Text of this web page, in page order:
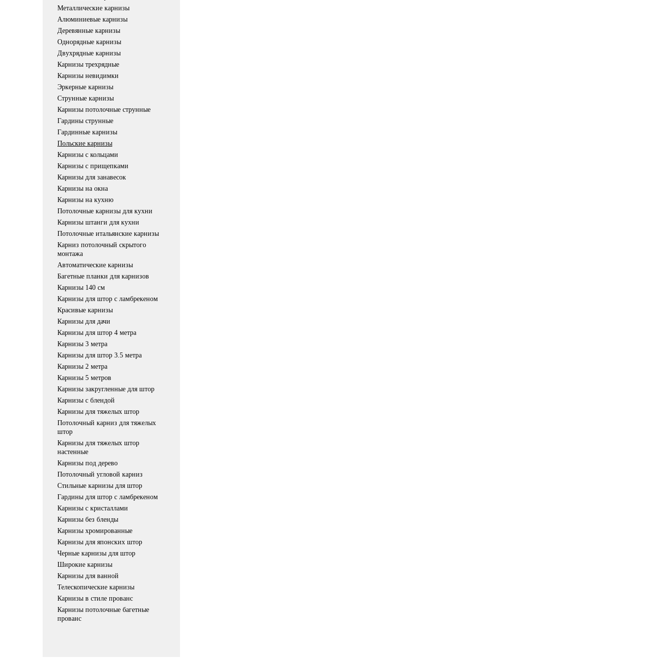
Металлические карнизы
Алюминиевые карнизы
Деревянные карнизы
Однорядные карнизы
Двухрядные карнизы
Карнизы трехрядные
Карнизы невидимки
Эркерные карнизы
Струнные карнизы
Карнизы потолочные струнные
Гардины струнные
Гардинные карнизы
Польские карнизы
Карнизы с кольцами
Карнизы с прищепками
Карнизы для занавесок
Карнизы на окна
Карнизы на кухню
Потолочные карнизы для кухни
Карнизы штанги для кухни
Потолочные итальянские карнизы
Карниз потолочный скрытого
монтажа
Автоматические карнизы
Багетные планки для карнизов
Карнизы 140 см
Карнизы для штор с ламбрекеном
Красивые карнизы
Карнизы для дачи
Карнизы для штор 4 метра
Карнизы 3 метра
Карнизы для штор 3.5 метра
Карнизы 2 метра
Карнизы 5 метров
Карнизы закругленные для штор
Карнизы с блендой
Карнизы для тяжелых штор
Потолочный карниз для тяжелых
штор
Карнизы для тяжелых штор
настенные
Карнизы под дерево
Потолочный угловой карниз
Стильные карнизы для штор
Гардины для штор с ламбрекеном
Карнизы с кристаллами
Карнизы без бленды
Карнизы хромированные
Карнизы для японских штор
Черные карнизы для штор
Широкие карнизы
Карнизы для ванной
Телескопические карнизы
Карнизы в стиле прованс
Карнизы потолочные багетные
прованс